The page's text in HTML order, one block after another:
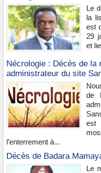
Le
la
est
29
et
Nécrologie : Décès de la
administrateur du site
de
est
l’enterrement à...
Décès de Badara
Le